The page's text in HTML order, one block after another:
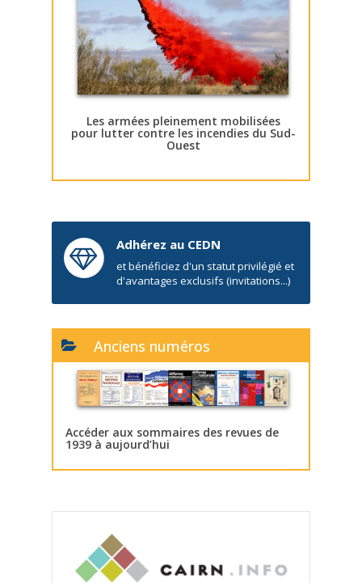
Les armées pleinement mobilisées
pour lutter contre les incendies du Sud-
Ouest
Adhérez au CEDN
et bénéficiez d'un statut privilégié et
d'avantages exclusifs (invitations...)
Anciens numéros
Accéder aux sommaires des revues de
1939 à aujourd’hui